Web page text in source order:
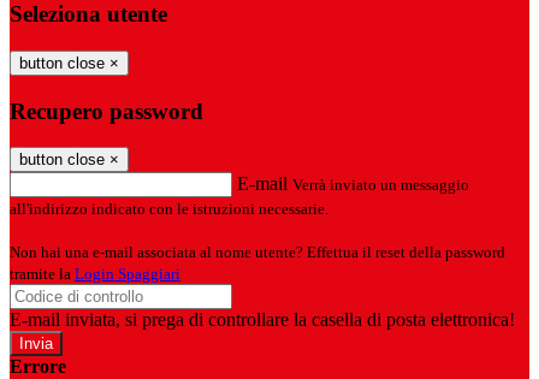
Seleziona utente
button close ×
Recupero password
button close ×
E-mail Verrà inviato un messaggio
all'indirizzo indicato con le istruzioni necessarie.
Non hai una e-mail associata al nome utente? Effettua il reset della password
tramite la Login Spaggiari
E-mail inviata, si prega di controllare la casella di posta elettronica!
Errore